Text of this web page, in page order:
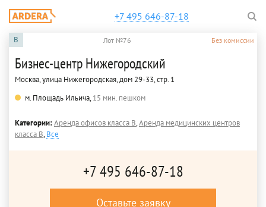
+7 495 646-87-18
B Лот №76 Без комиссии
Бизнес-центр Нижегородский
Москва, улица Нижегородская, дом 29-33, стр. 1
м. Площадь Ильича,15 мин. пешком
Категории:Аренда офисов класса B,Аренда медицинских центров
класса B,Все
+7 495 646-87-18
Оставьте заявку